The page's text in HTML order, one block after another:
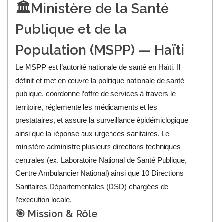
🏛️Ministère de la Santé
Publique et de la
Population (MSPP) — Haïti
Le MSPP est l’autorité nationale de santé en Haïti. Il
définit et met en œuvre la politique nationale de santé
publique, coordonne l’offre de services à travers le
territoire, réglemente les médicaments et les
prestataires, et assure la surveillance épidémiologique
ainsi que la réponse aux urgences sanitaires. Le
ministère administre plusieurs directions techniques
centrales (ex. Laboratoire National de Santé Publique,
Centre Ambulancier National) ainsi que 10 Directions
Sanitaires Départementales (DSD) chargées de
l’exécution locale.
🎯 Mission & Rôle